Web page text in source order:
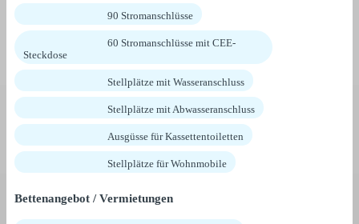
90 Stromanschlüsse
60 Stromanschlüsse mit CEE-
Steckdose
Stellplätze mit Wasseranschluss
Stellplätze mit Abwasseranschluss
Ausgüsse für Kassettentoiletten
Stellplätze für Wohnmobile
Bettenangebot / Vermietungen